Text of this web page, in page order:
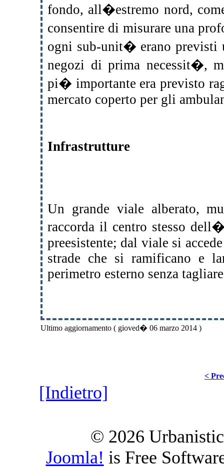
fondo, all�estremo nord,
consentire di misurare una
ogni sub-unit� erano previsti
negozi di prima necessit�,
pi� importante era previsto
mercato coperto per gli
Infrastrutture
Un grande viale alberato,
raccorda il centro stesso
preesistente; dal viale si
strade che si ramificano e
perimetro esterno senza
Ultimo aggiornamento ( gioved� 06 marzo 2014 )
<
[Indietro]
© 2026
Joomla! is Free